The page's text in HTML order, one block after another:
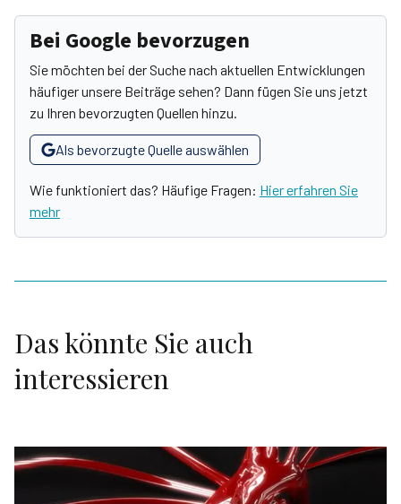
Bei Google bevorzugen
Sie möchten bei der Suche nach aktuellen Entwicklungen
häufiger unsere Beiträge sehen? Dann fügen Sie uns jetzt
zu Ihren bevorzugten Quellen hinzu.
Als bevorzugte Quelle auswählen
Wie funktioniert das? Häufige Fragen: Hier erfahren Sie
mehr
Das könnte Sie auch
interessieren